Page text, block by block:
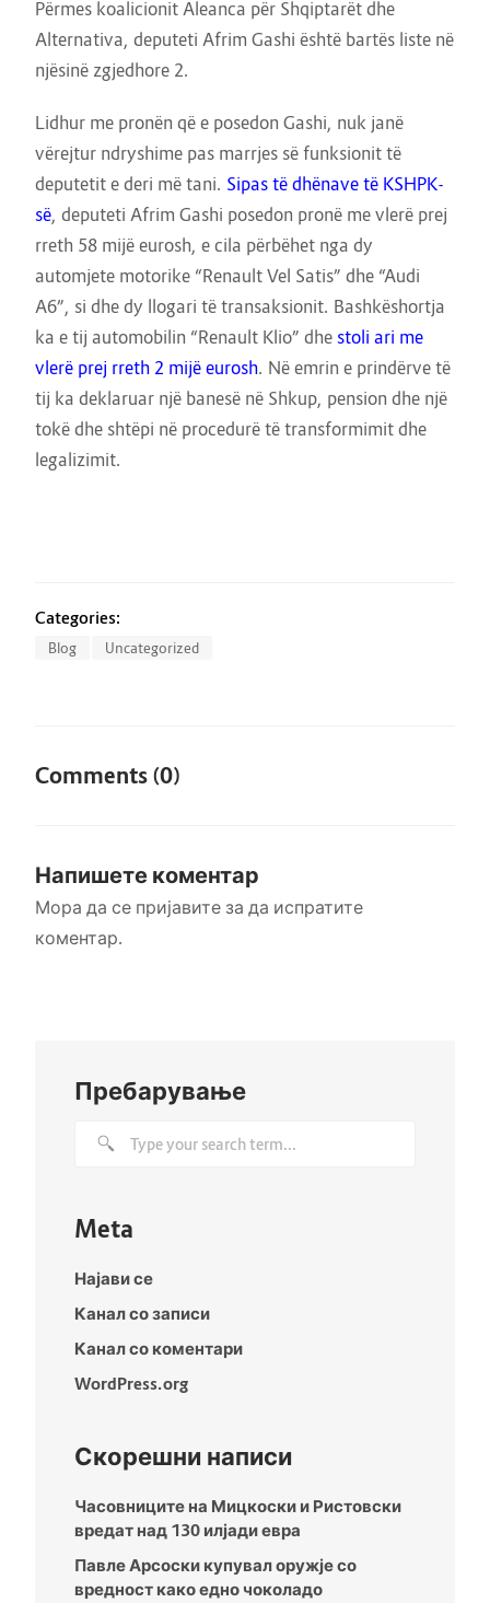
Përmes koalicionit Aleanca për Shqiptarët dhe
Alternativa, deputeti Afrim Gashi është bartës liste në
njësinë zgjedhore 2.
Lidhur me pronën që e posedon Gashi, nuk janë
vërejtur ndryshime pas marrjes së funksionit të
deputetit e deri më tani. Sipas të dhënave të KSHPK-
së, deputeti Afrim Gashi posedon pronë me vlerë prej
rreth 58 mijë eurosh, e cila përbëhet nga dy
automjete motorike “Renault Vel Satis” dhe “Audi
A6”, si dhe dy llogari të transaksionit. Bashkëshortja
ka e tij automobilin “Renault Klio” dhe stoli ari me
vlerë prej rreth 2 mijë eurosh. Në emrin e prindërve të
tij ka deklaruar një banesë në Shkup, pension dhe një
tokë dhe shtëpi në procedurë të transformimit dhe
legalizimit.
Categories:
Blog Uncategorized
Comments (0)
Напишете коментар
Мора да се пријавите за да испратите
коментар.
Пребарување
Meta
Најави се
Канал со записи
Канал со коментари
WordPress.org
Скорешни написи
Часовниците на Мицкоски и Ристовски
вредат над 130 илјади евра
Павле Арсоски купувал оружје со
вредност како едно чоколадо